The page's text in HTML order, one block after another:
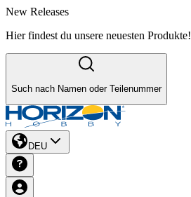
New Releases
Hier findest du unsere neuesten Produkte!
Such nach Namen oder Teilenummer
DEU